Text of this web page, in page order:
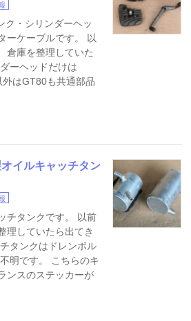
ク・シリンダーヘッ
ーケーブルです。 以
倉庫を整理していた
ーヘッドだけは
はGT80も共通部品
イルキャッチタン
チタンクです。 以前
理していたら出てき
タンクはドレンボル
明です。 こちらのキ
ンスのステッカーが